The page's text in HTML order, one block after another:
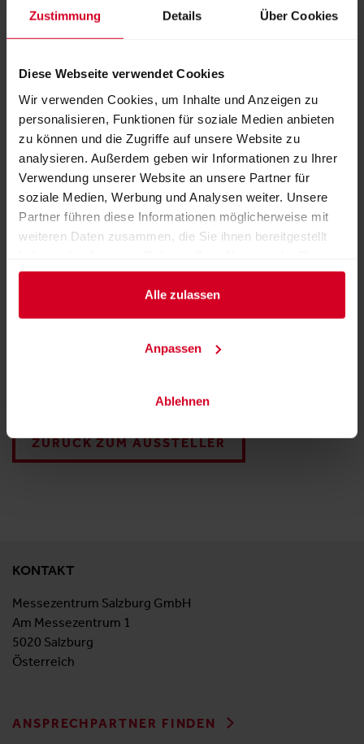
Zustimmung Details Über Cookies
Diese Webseite verwendet Cookies
Wir verwenden Cookies, um Inhalte und Anzeigen zu
personalisieren, Funktionen für soziale Medien anbieten
zu können und die Zugriffe auf unsere Website zu
analysieren. Außerdem geben wir Informationen zu Ihrer
Verwendung unserer Website an unsere Partner für
soziale Medien, Werbung und Analysen weiter. Unsere
Partner führen diese Informationen möglicherweise mit
weiteren Daten zusammen, die Sie ihnen bereitgestellt
gesammelt haben.
Alle zulassen
Anpassen
Ablehnen
Aussteller:inno aktiv GmbH
Weitere Produkte von diesem Aussteller
Akustikbespannung
ZURÜCK ZUM AUSSTELLER
KONTAKT
Messezentrum Salzburg GmbH
Am Messezentrum 1
5020 Salzburg
Österreich
ANSPRECHPARTNER FINDEN